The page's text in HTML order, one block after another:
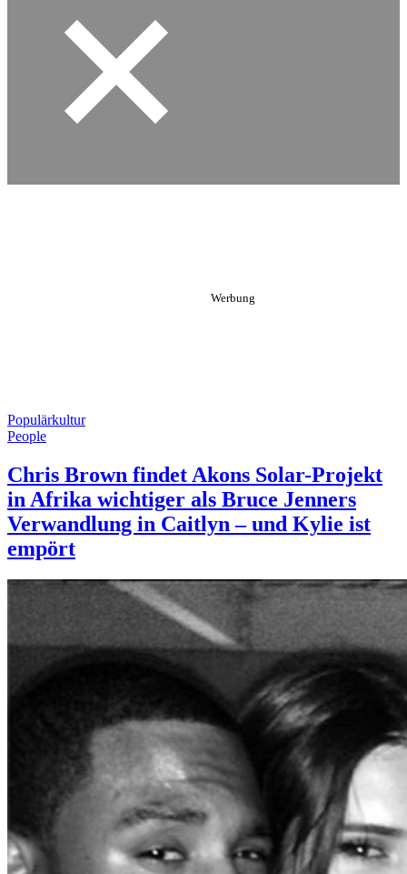
Populärkultur
People
Chris Brown findet Akons Solar-Projekt
in Afrika wichtiger als Bruce Jenners
Verwandlung in Caitlyn – und Kylie ist
empört